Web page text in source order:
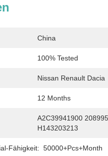
China
100% Tested
Nissan Renault Dacia
12 Months
A2C39941900
H143203213
Fähigkeit: 50000+Pcs+Month